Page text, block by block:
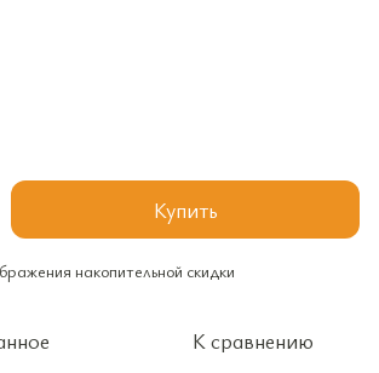
Купить
накопительной скидки
К сравнению